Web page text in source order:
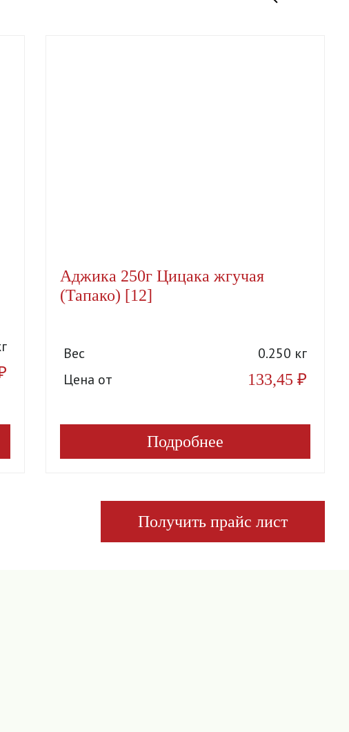
Аджика 250г Цицака жгучая
(Тапако) [12]
Вес
0.250 кг
Цена от
133,45 ₽
Подробнее
Получить прайс лист